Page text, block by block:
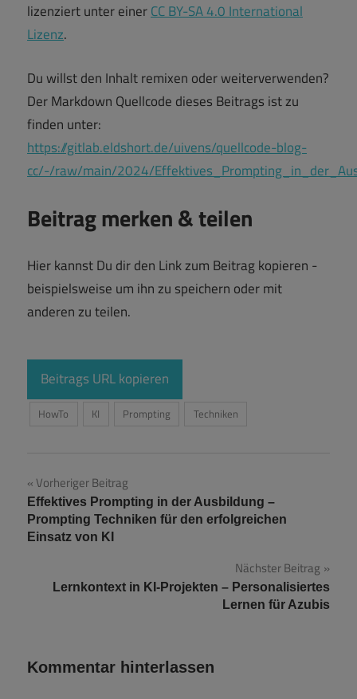
lizenziert unter einerCC BY-SA 4.0 International
Lizenz.
Du willst den Inhalt remixen oder weiterverwenden?
Der Markdown Quellcode dieses Beitrags ist zu
finden unter:
https://gitlab.eldshort.de/uivens/quellcode-blog-
cc/-/raw/main/2024/
Beitrag merken & teilen
Hier kannst Du dir den Link zum Beitrag kopieren -
beispielsweise um ihn zu speichern oder mit
anderen zu teilen.
Beitrags URL kopieren
HowTo KI Prompting Techniken
Beitragsnavigation
Vorheriger Beitrag
Effektives Prompting in der Ausbildung –
Prompting Techniken für den erfolgreichen
Einsatz von KI
Nächster Beitrag
Lernkontext in KI-Projekten – Personalisiertes
Lernen für Azubis
Kommentar hinterlassen